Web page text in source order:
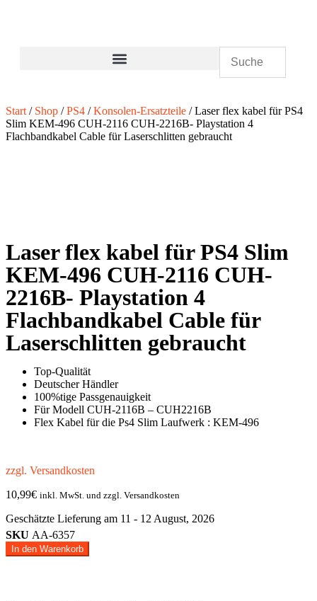
Start / Shop /PS4 /Konsolen-Ersatzteile / Laser flex kabel für PS4
Slim KEM-496 CUH-2116 CUH-2216B- Playstation 4
Flachbandkabel Cable für Laserschlitten gebraucht
Laser flex kabel für PS4 Slim
KEM-496 CUH-2116 CUH-
2216B- Playstation 4
Flachbandkabel Cable für
Laserschlitten gebraucht
Top-Qualität
Deutscher Händler
100%tige Passgenauigkeit
Für Modell CUH-2116B – CUH2216B
Flex Kabel für die Ps4 Slim Laufwerk : KEM-496
zzgl. Versandkosten
10,99€ inkl. MwSt. und zzgl. Versandkosten
Geschätzte Lieferung am 11 - 12 August, 2026
SKU AA-6357
In den Warenkorb